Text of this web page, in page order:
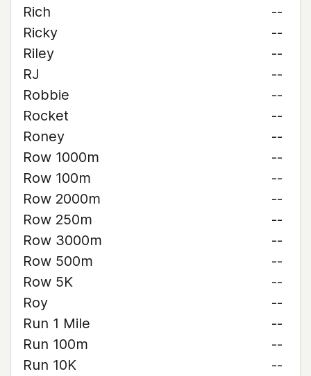
Rich
--
Ricky
--
Riley
--
RJ
--
Robbie
--
Rocket
--
Roney
--
Row 1000m
--
Row 100m
--
Row 2000m
--
Row 250m
--
Row 3000m
--
Row 500m
--
Row 5K
--
Roy
--
Run 1 Mile
--
Run 100m
--
Run 10K
--